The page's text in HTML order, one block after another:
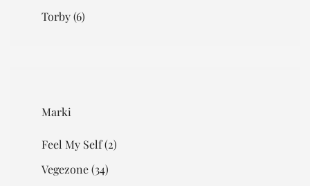
Torby(6)
Marki
Feel My Self(2)
Vegezone(34)